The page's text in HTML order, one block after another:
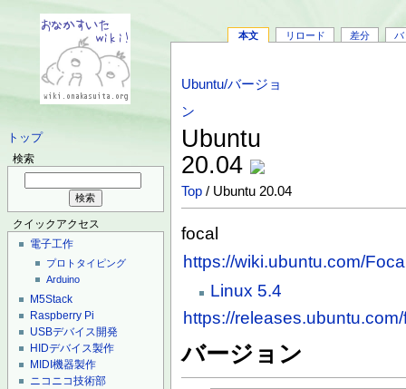
トップ
検索
クイックアクセス
電子工作
プロトタイピング
Arduino
M5Stack
Raspberry Pi
USBデバイス開発
HIDデバイス製作
MIDI機器製作
ニコニコ技術部
本文 リロード 差分 バ
Ubuntu/バージョ
ン
Ubuntu
20.04
Top / Ubuntu 20.04
focal
https://wiki.ubuntu.com/
Linux 5.4
https://
バージョン